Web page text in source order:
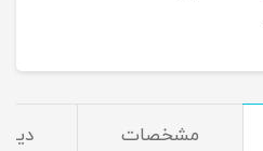
مشخصات